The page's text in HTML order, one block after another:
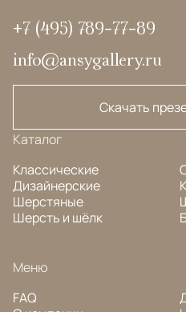
+7 (495) 789-77-89
info@ansygallery.ru
Скачать
Каталог
Классические
Дизайнерские
Шерстяные
Шерсть и шёлк
Меню
FAQ